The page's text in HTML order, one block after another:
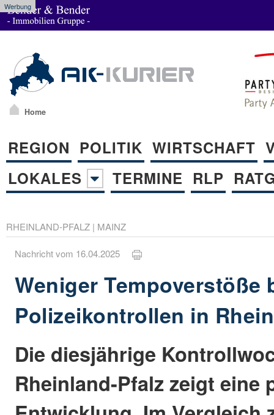
Werbung
Home
REGION POLITIK WIRTSCHAFT
LOKALES
TERMINE RLP
RHEINLAND-PFALZ | MAINZ
Nachricht vom 16.04.2025
Weniger Tempoverstöße
Polizeikontrollen in
Die diesjährige
Rheinland-Pfalz zeigt eine